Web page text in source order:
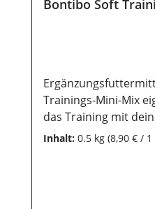
erhalten bleiben.
Bontibo Soft
Trainings-Mini-Mix
das Training mit
gern genommens
Inhalt: 0.5 kg (8,90 € / 1